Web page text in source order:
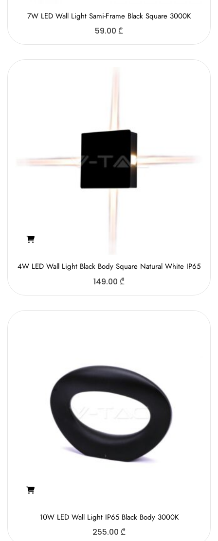
7W LED Wall Light Sami-Frame Black Square 3000K
59.00 ₾
4W LED Wall Light Black Body Square Natural White IP65
149.00 ₾
10W LED Wall Light IP65 Black Body 3000K
255.00 ₾